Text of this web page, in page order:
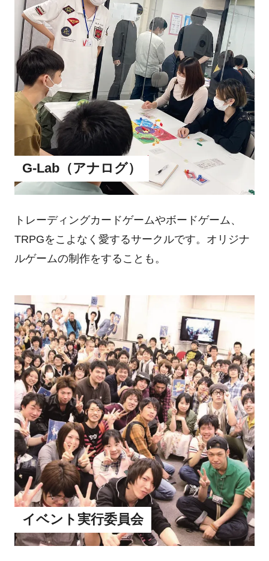
G-Lab（アナログ）
トレーディングカードゲームやボードゲーム、
TRPGをこよなく愛するサークルです。オリジナ
ルゲームの制作をすることも。
イベント実行委員会